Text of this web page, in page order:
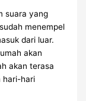
suara yang
menempel
dari luar.
akan
akan terasa
hari-hari